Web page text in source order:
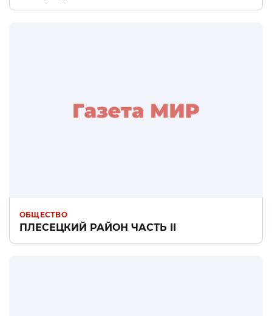
ОБЩЕСТВО
ПЛЕСЕЦКИЙ РАЙОН ЧАСТЬ II